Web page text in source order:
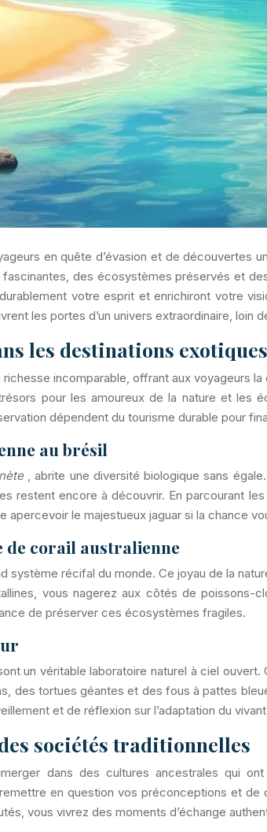
en quête d’évasion et de découvertes
des écosystèmes préservés et
votre esprit et enrichiront votre
les portes d’un univers extraordinaire, loin
les destinations exotiques
incomparable, offrant aux voyageurs
pour les amoureux de la nature et les
dépendent du tourisme durable pour
au brésil
, abrite une diversité biologique sans
restent encore à découvrir. En parcourant
le majestueux jaguar si la chance
de corail australienne
système récifal du monde. Ce joyau de la
vous nagerez aux côtés de
de préserver ces écosystèmes fragiles.
un véritable laboratoire naturel à ciel
des tortues géantes et des fous à pattes
et de réflexion sur l’adaptation du
sociétés traditionnelles
dans des cultures ancestrales qui
en question vos préconceptions et
vous vivrez des moments d’échange